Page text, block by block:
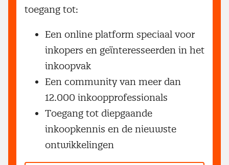
toegang tot:
Een online platform speciaal voor
inkopers en geïnteresseerden in het
inkoopvak
Een community van meer dan
12.000 inkoopprofessionals
Toegang tot diepgaande
inkoopkennis en de nieuwste
ontwikkelingen